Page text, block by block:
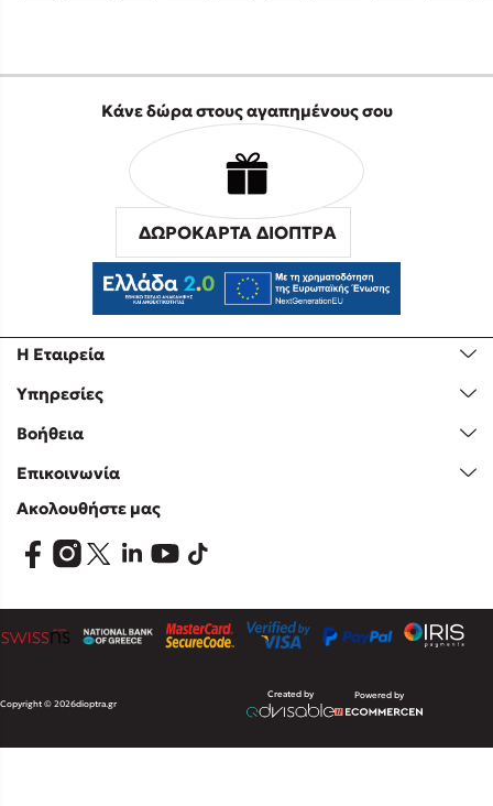
Η Εταιρεία
Υπηρεσίες
Βοήθεια
Επικοινωνία
Κάνε δώρα στους αγαπημένους σου
ΔΩΡΟΚΑΡΤΑ ΔΙΟΠΤΡΑ
Ακολουθήστε μας
Copyright © 2026dioptra.gr
Created by Powered by